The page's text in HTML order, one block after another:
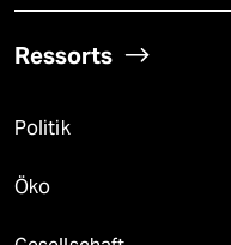
Ressorts
Politik
Öko